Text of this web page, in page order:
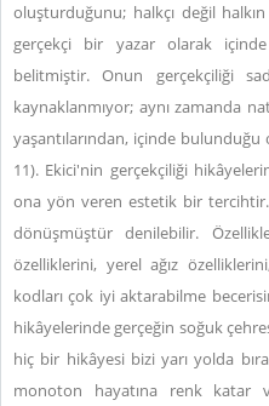
oluşturduğunu; halkçı değil
gerçekçi bir yazar olarak içinde
belitmiştir. Onun gerçekçiliği
kaynaklanmıyor; aynı zamanda
yaşantılarından, içinde
11). Ekici'nin gerçekçiliği
ona yön veren estetik bir
dönüşmüştür denilebilir.
özelliklerini, yerel ağız
kodları çok iyi aktarabilme
hikâyelerinde gerçeğin soğuk
hiç bir hikâyesi bizi yarı yolda
monoton hayatına renk katar